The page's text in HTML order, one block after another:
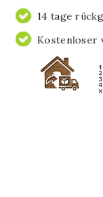
14 tage
Kostenloser